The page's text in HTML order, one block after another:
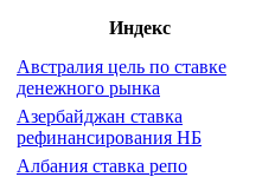
Индекс
Австралия цель по ставке
денежного рынка
Азербайджан ставка
рефинансирования НБ
Албания ставка репо